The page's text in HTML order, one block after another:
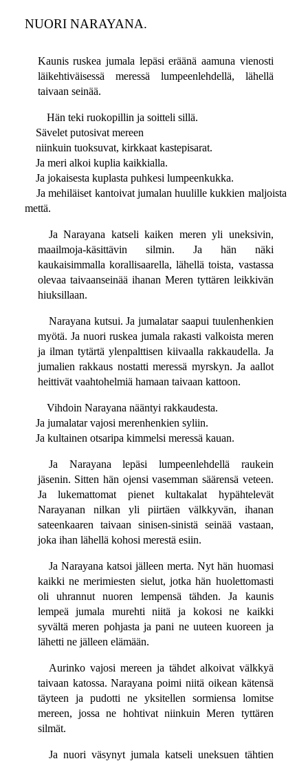
NUORI NARAYANA.
Kaunis ruskea jumala lepäsi eräänä aamuna vienosti
läikehtiväisessä meressä lumpeenlehdellä, lähellä
taivaan seinää.
Hän teki ruokopillin ja soitteli sillä.
Sävelet putosivat mereen
niinkuin tuoksuvat, kirkkaat kastepisarat.
Ja meri alkoi kuplia kaikkialla.
Ja jokaisesta kuplasta puhkesi lumpeenkukka.
Ja mehiläiset kantoivat jumalan huulille kukkien maljoista
mettä.
Ja Narayana katseli kaiken meren yli uneksivin,
maailmoja-käsittävin silmin. Ja hän näki
kaukaisimmalla korallisaarella, lähellä toista, vastassa
olevaa taivaanseinää ihanan Meren tyttären leikkivän
hiuksillaan.
Narayana kutsui. Ja jumalatar saapui tuulenhenkien
myötä. Ja nuori ruskea jumala rakasti valkoista meren
ja ilman tytärtä ylenpalttisen kiivaalla rakkaudella. Ja
jumalien rakkaus nostatti meressä myrskyn. Ja aallot
heittivät vaahtohelmiä hamaan taivaan kattoon.
Vihdoin Narayana nääntyi rakkaudesta.
Ja jumalatar vajosi merenhenkien syliin.
Ja kultainen otsaripa kimmelsi meressä kauan.
Ja Narayana lepäsi lumpeenlehdellä raukein
jäsenin. Sitten hän ojensi vasemman säärensä veteen.
Ja lukemattomat pienet kultakalat hypähtelevät
Narayanan nilkan yli piirtäen välkkyvän, ihanan
sateenkaaren taivaan sinisen-sinistä seinää vastaan,
joka ihan lähellä kohosi merestä esiin.
Ja Narayana katsoi jälleen merta. Nyt hän huomasi
kaikki ne merimiesten sielut, jotka hän huolettomasti
oli uhrannut nuoren lempensä tähden. Ja kaunis
lempeä jumala murehti niitä ja kokosi ne kaikki
syvältä meren pohjasta ja pani ne uuteen kuoreen ja
lähetti ne jälleen elämään.
Aurinko vajosi mereen ja tähdet alkoivat välkkyä
taivaan katossa. Narayana poimi niitä oikean kätensä
täyteen ja pudotti ne yksitellen sormiensa lomitse
mereen, jossa ne hohtivat niinkuin Meren tyttären
silmät.
Ja nuori väsynyt jumala katseli uneksuen tähtien